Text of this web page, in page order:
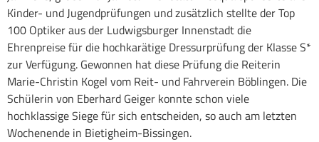
Kinder- und Jugendprüfungen und zusätzlich stellte der Top
100 Optiker aus der Ludwigsburger Innenstadt die
Ehrenpreise für die hochkarätige Dressurprüfung der Klasse S*
zur Verfügung. Gewonnen hat diese Prüfung die Reiterin
Marie-Christin Kogel vom Reit- und Fahrverein Böblingen. Die
Schülerin von Eberhard Geiger konnte schon viele
hochklassige Siege für sich entscheiden, so auch am letzten
Wochenende in Bietigheim-Bissingen.